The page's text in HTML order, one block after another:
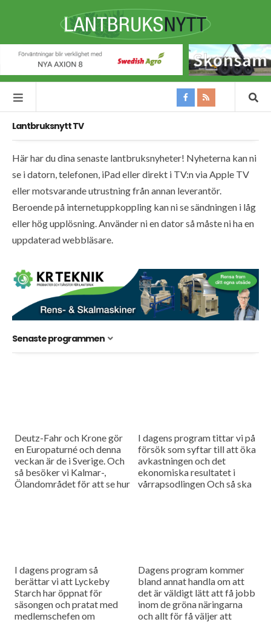
Lantbruksnytt TV
Här har du dina senaste lantbruksnyheter! Nyheterna kan ni
se i datorn, telefonen, iPad eller direkt i TV:n via Apple TV
eller motsvarande utrustning från annan leverantör.
Beroende på internetuppkoppling kan ni se sändningen i låg
eller hög upplösning. Använder ni en dator så måste ni ha en
uppdaterad webbläsare.
Senaste programmen
Deutz-Fahr och Krone gör
en Europaturné och denna
veckan är de i Sverige. Och
så besöker vi Kalmar-,
Ölandområdet för att se hur
I dagens program tittar vi på
försök som syftar till att öka
avkastningen och det
ekonomiska resultatet i
vårrapsodlingen Och så ska
I dagens program så
berättar vi att Lyckeby
Starch har öppnat för
säsongen och pratat med
medlemschefen om
Dagens program kommer
bland annat handla om att
det är väldigt lätt att få jobb
inom de gröna näringarna
och allt för få väljer att